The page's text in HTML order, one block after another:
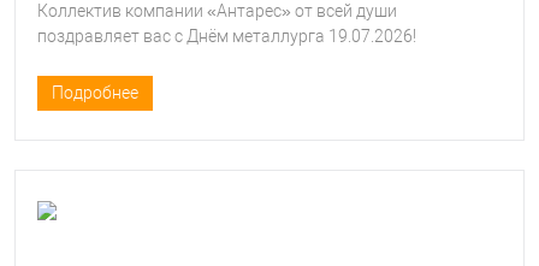
Коллектив компании «Антарес» от всей души
поздравляет вас с Днём металлурга 19.07.2026!
Подробнее